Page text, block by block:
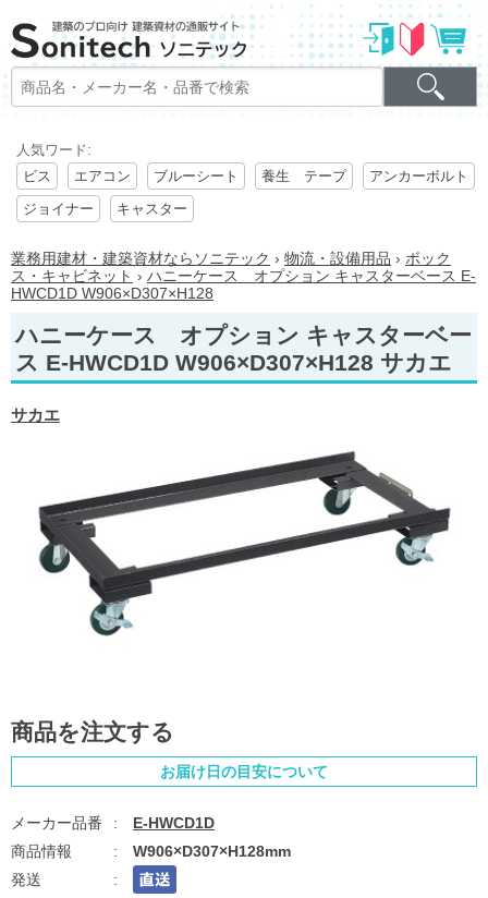
人気ワード:
ビス
エアコン ブルーシート 養生 テープ
アンカーボルト
ジョイナー
キャスター
業務用建材・建築資材ならソニテック › 物流・設備用品 › ボック
ス・キャビネット › ハニーケース オプション キャスターベース E-
HWCD1D W906×D307×H128
ハニーケース オプション キャスターベー
ス E-HWCD1D W906×D307×H128 サカエ
サカエ
商品を注文する
お届け日の目安について
E-HWCD1D
W906×D307×H128mm